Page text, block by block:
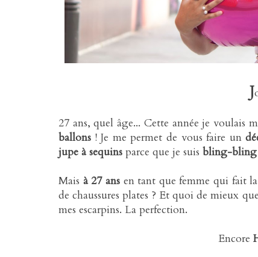
J
27 ans, quel âge... Cette année je voulais
ballons ! Je me permet de vous faire un
jupe à sequins parce que je suis bling-bling
Mais à 27 ansen tant que femme qui fait
de chaussures plates ? Et quoi de mieux
mes escarpins. La perfection.
Encore